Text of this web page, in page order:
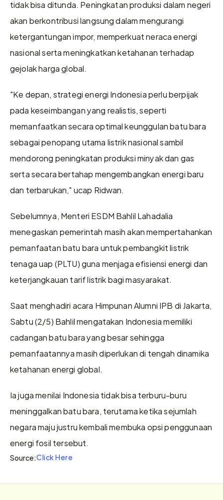
tidak bisa ditunda. Peningkatan produksi dalam negeri
akan berkontribusi langsung dalam mengurangi
ketergantungan impor, memperkuat neraca energi
nasional serta meningkatkan ketahanan terhadap
gejolak harga global.
"Ke depan, strategi energi Indonesia perlu berpijak
pada keseimbangan yang realistis, seperti
memanfaatkan secara optimal keunggulan batu bara
sebagai penopang utama listrik nasional sambil
mendorong peningkatan produksi minyak dan gas
serta secara bertahap mengembangkan energi baru
dan terbarukan," ucap Ridwan.
Sebelumnya, Menteri ESDM Bahlil Lahadalia
menegaskan pemerintah masih akan mempertahankan
pemanfaatan batu bara untuk pembangkit listrik
tenaga uap (PLTU) guna menjaga efisiensi energi dan
keterjangkauan tarif listrik bagi masyarakat.
Saat menghadiri acara Himpunan Alumni IPB di Jakarta,
Sabtu (2/5) Bahlil mengatakan Indonesia memiliki
cadangan batu bara yang besar sehingga
pemanfaatannya masih diperlukan di tengah dinamika
ketahanan energi global.
Ia juga menilai Indonesia tidak bisa terburu-buru
meninggalkan batu bara, terutama ketika sejumlah
negara maju justru kembali membuka opsi penggunaan
energi fosil tersebut.
Source:Click Here